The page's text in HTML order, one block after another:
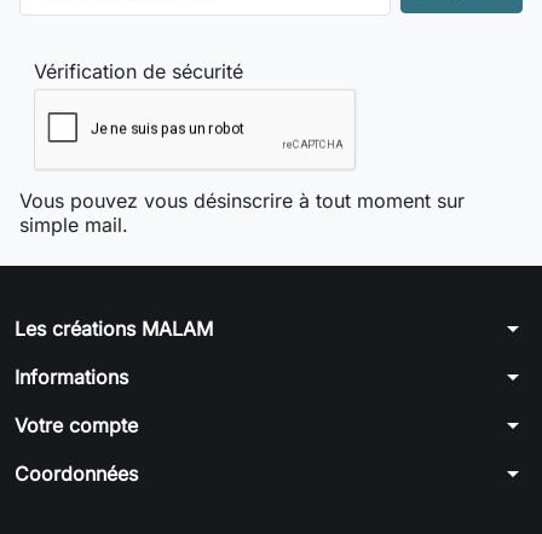
Vérification de sécurité
Vous pouvez vous désinscrire à tout moment sur
simple mail.
Les créations MALAM arrow_drop_down
Informations arrow_drop_down
Votre compte arrow_drop_down
Coordonnées arrow_drop_down